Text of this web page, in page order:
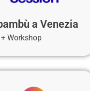
a Venezia
Workshop